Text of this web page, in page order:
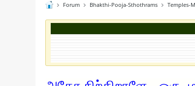
Forum Bhakthi-Pooja-Sthothrams Temples-